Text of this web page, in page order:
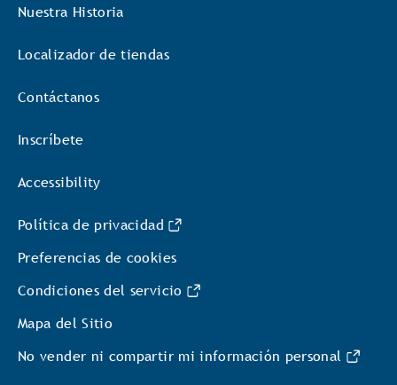
Nuestra Historia
Localizador de tiendas
Contáctanos
Inscríbete
Accessibility
Política de privacidad
Preferencias de cookies
Condiciones del servicio
Mapa del Sitio
No vender ni compartir mi información personal